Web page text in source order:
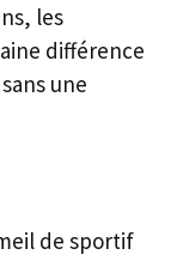
les
différence
une